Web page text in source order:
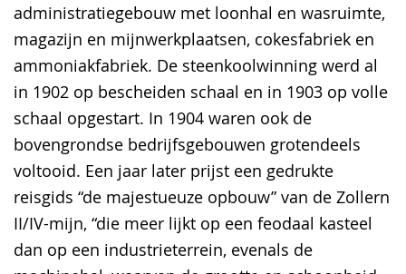
administratiegebouw met loonhal en wasruimte,
magazijn en mijnwerkplaatsen, cokesfabriek en
ammoniakfabriek. De steenkoolwinning werd al
in 1902 op bescheiden schaal en in 1903 op volle
schaal opgestart. In 1904 waren ook de
bovengrondse bedrijfsgebouwen grotendeels
voltooid. Een jaar later prijst een gedrukte
reisgids “de majestueuze opbouw” van de Zollern
II/IV-mijn, “die meer lijkt op een feodaal kasteel
dan op een industrieterrein, evenals de